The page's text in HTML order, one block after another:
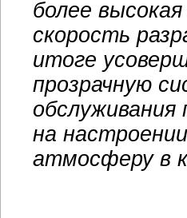
более
скорость
итоге
прозрачную
на
атмосферу в